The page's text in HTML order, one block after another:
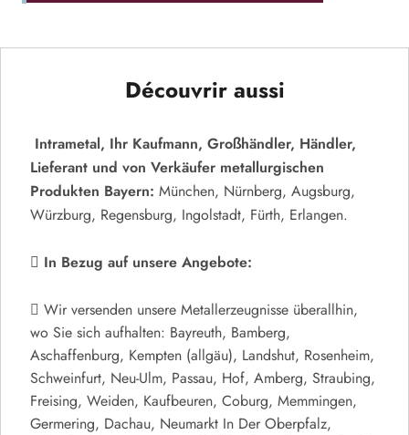
Découvrir aussi
Intrametal, Ihr Kaufmann, Großhändler, Händler,
Lieferant und von Verkäufer metallurgischen
Produkten Bayern: München, Nürnberg, Augsburg,
Würzburg, Regensburg, Ingolstadt, Fürth, Erlangen.
In Bezug auf unsere Angebote:
Wir versenden unsere Metallerzeugnisse überallhin,
wo Sie sich aufhalten: Bayreuth, Bamberg,
Aschaffenburg, Kempten (allgäu), Landshut, Rosenheim,
Schweinfurt, Neu-Ulm, Passau, Hof, Amberg, Straubing,
Freising, Weiden, Kaufbeuren, Coburg, Memmingen,
Germering, Dachau, Neumarkt In Der Oberpfalz,